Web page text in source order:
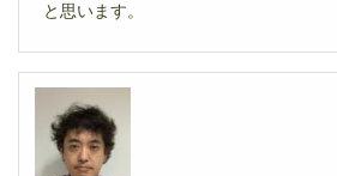
と思います。